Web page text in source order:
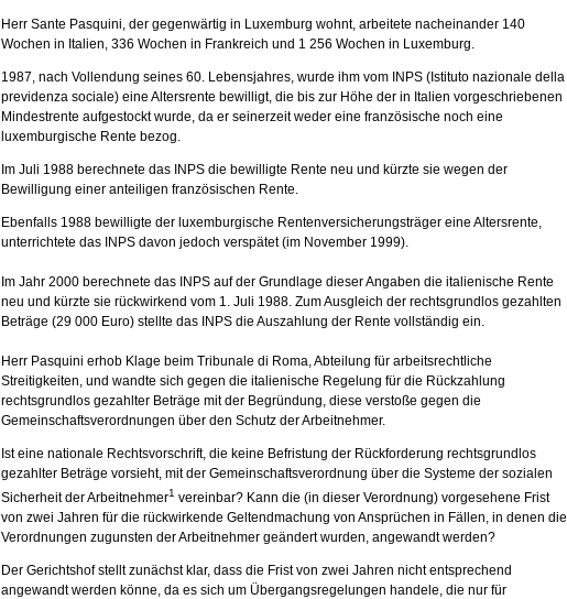
Herr Sante Pasquini, der gegenwärtig in Luxemburg wohnt, arbeitete nacheinander 140
Wochen in Italien, 336 Wochen in Frankreich und 1 256 Wochen in Luxemburg.
1987, nach Vollendung seines 60. Lebensjahres, wurde ihm vom INPS (Istituto nazionale della
previdenza sociale) eine Altersrente bewilligt, die bis zur Höhe der in Italien vorgeschriebenen
Mindestrente aufgestockt wurde, da er seinerzeit weder eine französische noch eine
luxemburgische Rente bezog.
Im Juli 1988 berechnete das INPS die bewilligte Rente neu und kürzte sie wegen der
Bewilligung einer anteiligen französischen Rente.
Ebenfalls 1988 bewilligte der luxemburgische Rentenversicherungsträger eine Altersrente,
unterrichtete das INPS davon jedoch verspätet (im November 1999).
Im Jahr 2000 berechnete das INPS auf der Grundlage dieser Angaben die italienische Rente
neu und kürzte sie rückwirkend vom 1. Juli 1988. Zum Ausgleich der rechtsgrundlos gezahlten
Beträge (29 000 Euro) stellte das INPS die Auszahlung der Rente vollständig ein.
Herr Pasquini erhob Klage beim Tribunale di Roma, Abteilung für arbeitsrechtliche
Streitigkeiten, und wandte sich gegen die italienische Regelung für die Rückzahlung
rechtsgrundlos gezahlter Beträge mit der Begründung, diese verstoße gegen die
Gemeinschaftsverordnungen über den Schutz der Arbeitnehmer.
Ist eine nationale Rechtsvorschrift, die keine Befristung der Rückforderung rechtsgrundlos
gezahlter Beträge vorsieht, mit der Gemeinschaftsverordnung über die Systeme der sozialen
Sicherheit der Arbeitnehmer1 vereinbar? Kann die (in dieser Verordnung) vorgesehene Frist
von zwei Jahren für die rückwirkende Geltendmachung von Ansprüchen in Fällen, in denen die
Verordnungen zugunsten der Arbeitnehmer geändert wurden, angewandt werden?
Der Gerichtshof stellt zunächst klar, dass die Frist von zwei Jahren nicht entsprechend
angewandt werden könne, da es sich um Übergangsregelungen handele, die nur für